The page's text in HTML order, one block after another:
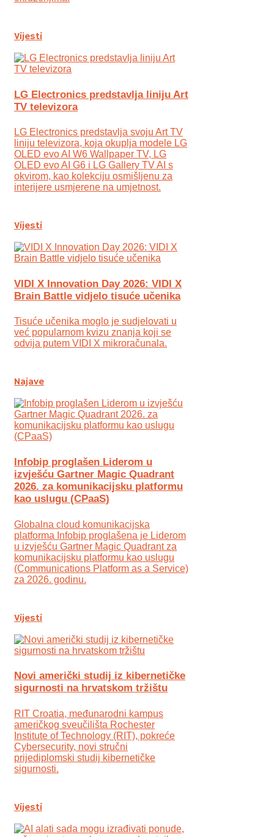
Vijesti
LG Electronics predstavlja liniju Art
TV televizora
LG Electronics predstavlja svoju Art TV
liniju televizora, koja okuplja modele LG
OLED evo AI W6 Wallpaper TV, LG
OLED evo AI G6 i LG Gallery TV AI s
okvirom, kao kolekciju osmišljenu za
interijere usmjerene na umjetnost.
Vijesti
VIDI X Innovation Day 2026: VIDI X
Brain Battle vidjelo tisuće učenika
Tisuće učenika moglo je sudjelovati u
već popularnom kvizu znanja koji se
odvija putem VIDI X mikroračunala.
Najave
Infobip proglašen Liderom u
izvješću Gartner Magic Quadrant
2026. za komunikacijsku platformu
kao uslugu (CPaaS)
Globalna cloud komunikacijska
platforma Infobip proglašena je Liderom
u izvješću Gartner Magic Quadrant za
komunikacijsku platformu kao uslugu
(Communications Platform as a Service)
za 2026. godinu.
Vijesti
Novi američki studij iz kibernetičke
sigurnosti na hrvatskom tržištu
RIT Croatia, međunarodni kampus
američkog sveučilišta Rochester
Institute of Technology (RIT), pokreće
Cybersecurity, novi stručni
prijediplomski studij kibernetičke
sigurnosti.
Vijesti